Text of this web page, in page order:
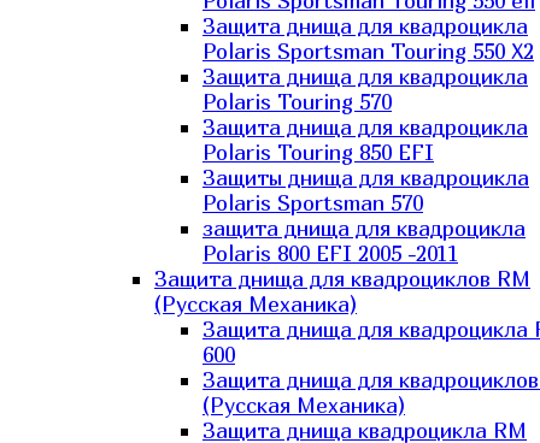
Защита днища для квадроцикла
Polaris Sportsman Touring 550 X2
Защита днища для квадроцикла
Polaris Touring 570
Защита днища для квадроцикла
Polaris Touring 850 EFI
Защиты днища для квадроцикла
Polaris Sportsman 570
защита днища для квадроцикла
Polaris 800 EFI 2005 -2011
Защита днища для квадроциклов RM
(Русская Механика)
Защита днища для квадроцикла
600
Защита днища для
(Русская Механика)
Защита днища квадроцикла RM